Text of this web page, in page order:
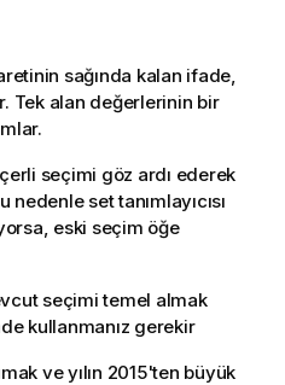
sağında kalan ifade,
Tek alan değerlerinin bir
seçimi göz ardı ederek
set tanımlayıcısı
eski seçim öğe
seçimi temel almak
kullanmanız gerekir
ve yılın 2015'ten büyük